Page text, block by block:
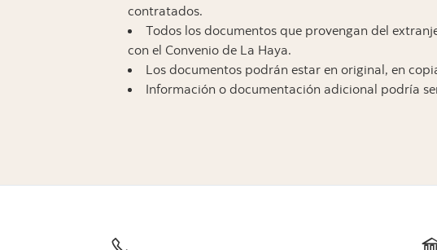
contratados.
Todos los documentos que provengan del
con el Convenio de La Haya.
Los documentos podrán estar en original, en
Información o documentación adicional podría